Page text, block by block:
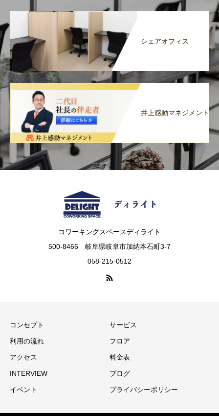
シェアオフィス
井上感動マネジメント
コワーキングスペースディライト
500-8466 岐阜県岐阜市加納本石町3-7
058-215-0512
コンセプト サービス
利用の流れ フロア
アクセス 料金表
INTERVIEW ブログ
イベント プライバシーポリシー